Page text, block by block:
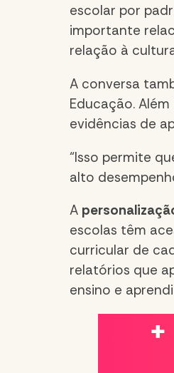
escolar por
importante
relação à
A conversa
Educação.
evidências de
“Isso permite
alto
A
escolas têm
curricular de
relatórios que
ensino e